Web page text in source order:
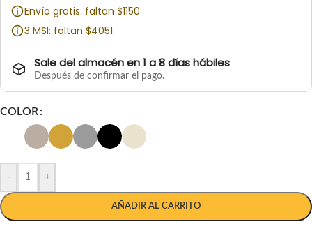
Envío gratis: faltan $1150
3 MSI: faltan $4051
Sale del almacén en 1 a 8 días hábiles
Después de confirmar el pago.
COLOR
- +
AÑADIR AL CARRITO